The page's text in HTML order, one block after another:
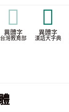
𡀐
異體字
台灣教育部
𥩟
異體字
漢語大字典